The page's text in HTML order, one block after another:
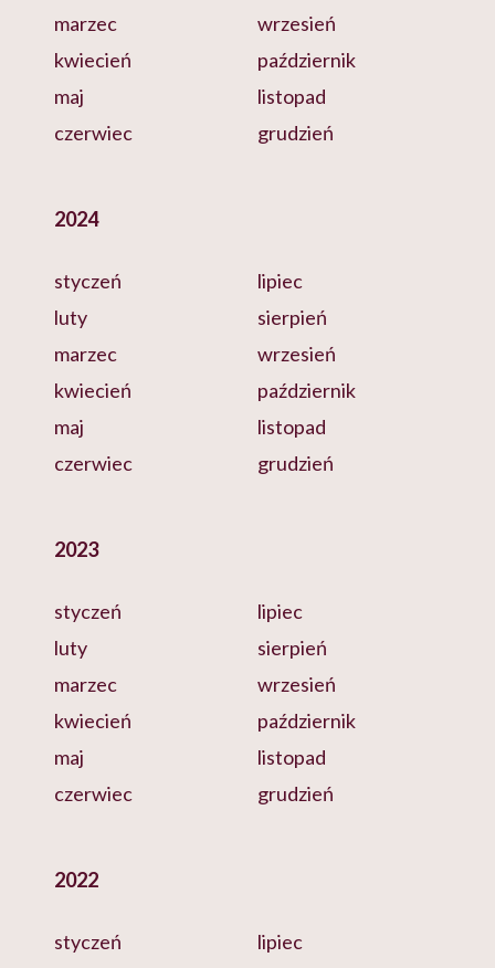
marzec
kwiecień
maj
czerwiec
wrzesień
październik
listopad
grudzień
2024
styczeń
luty
marzec
kwiecień
maj
czerwiec
lipiec
sierpień
wrzesień
październik
listopad
grudzień
2023
styczeń
luty
marzec
kwiecień
maj
czerwiec
lipiec
sierpień
wrzesień
październik
listopad
grudzień
2022
styczeń
lipiec